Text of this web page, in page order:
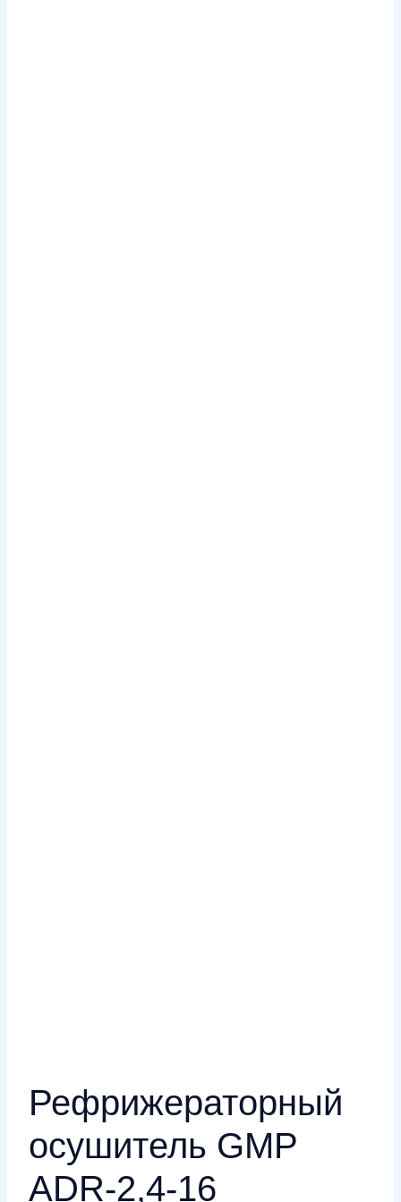
Рефрижераторный
осушитель GMP
ADR-2,4-16